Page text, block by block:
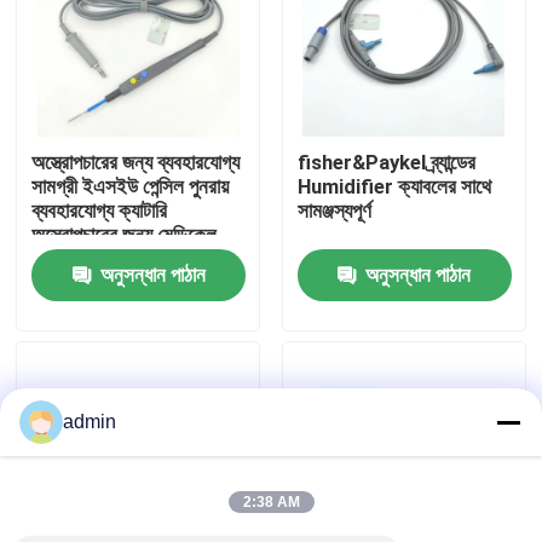
কারখানা ভ্রমণ
আমাদের সাথে যোগাযোগ করুন
উদ্ধৃতির জন্য আবেদন
নিষ্পত্তিযোগ্য SPO2 সেন্সর
অস্ত্রোপচারের জন্য ব্যবহারযোগ্য
সামগ্রী ইএসইউ পেন্সিল পুনরায়
ব্যবহারযোগ্য ক্যাটারি
অস্ত্রোপচারের জন্য মেডিকেল
বোতাম নিয়ন্ত্রণ
ইলেক্ট্রোসার্জিকাল পেন্সিল
অনুসন্ধান পাঠান
fisher&Paykel ব্র্যান্ডের
Humidifier ক্যাবলের সাথে
সামঞ্জস্যপূর্ণ
অনুসন্ধান পাঠান
admin
2:38 AM